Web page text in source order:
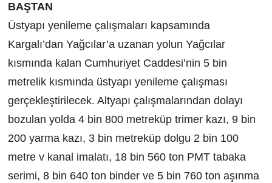
BAŞTAN
Üstyapı yenileme çalışmaları kapsamında
Kargalı’dan Yağcılar’a uzanan yolun Yağcılar
kısmında kalan Cumhuriyet Caddesi’nin 5 bin
metrelik kısmında üstyapı yenileme çalışması
gerçekleştirilecek. Altyapı çalışmalarından dolayı
bozulan yolda 4 bin 800 metreküp trimer kazı, 9 bin
200 yarma kazı, 3 bin metreküp dolgu 2 bin 100
metre v kanal imalatı, 18 bin 560 ton PMT tabaka
serimi, 8 bin 640 ton binder ve 5 bin 760 ton aşınma